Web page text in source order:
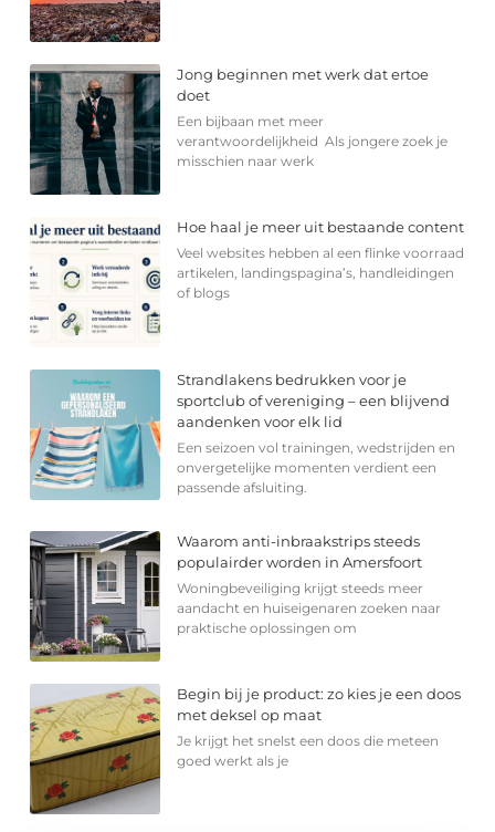
Jong beginnen met werk dat ertoe
doet
Een bijbaan met meer
verantwoordelijkheid Als jongere zoek je
misschien naar werk
Hoe haal je meer uit bestaande content
Veel websites hebben al een flinke voorraad
artikelen, landingspagina’s, handleidingen
of blogs
Strandlakens bedrukken voor je
sportclub of vereniging – een blijvend
aandenken voor elk lid
Een seizoen vol trainingen, wedstrijden en
onvergetelijke momenten verdient een
passende afsluiting.
Waarom anti-inbraakstrips steeds
populairder worden in Amersfoort
Woningbeveiliging krijgt steeds meer
aandacht en huiseigenaren zoeken naar
praktische oplossingen om
Begin bij je product: zo kies je een doos
met deksel op maat
Je krijgt het snelst een doos die meteen
goed werkt als je